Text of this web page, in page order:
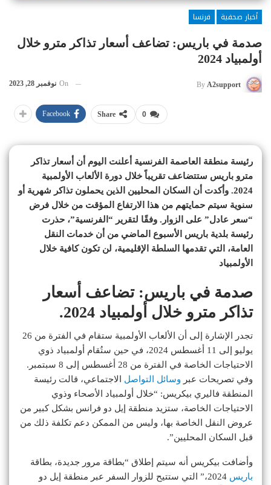
أخبار صحفية
فرنسا
صدمة في باريس: تضاعف أسعار تذاكر مترو خلال
أولمبياد 2024
By A2support
On نوفمبر 28, 2023
0
Share
Facebook
رئيسة منطقة العاصمة الفرنسية أعلنت اليوم أن أسعار تذاكر
مترو باريس ستتضاعف تقريباً خلال دورة الألعاب الأولمبية
2024. وأكدت أن السكان المحليين الذين يحملون تذاكر شهرية أو
سنوية سيتم حمايتهم من هذا الارتفاع المؤقت من خلال فرض
“سعر عادل” على الزوار. وفقًا لتقرير “الفرنسية”، حذرت
رئيسة بلدية باريس الأسبوع الماضي من أن خدمات النقل
العامة، التي تقدمها السلطة الإقليمية، لن تكون كافية خلال
الأولمبياد
صدمة في باريس: تضاعف أسعار
تذاكر مترو خلال أولمبياد 2024.
تجدر الإشارة إلى أن الألعاب الأولمبية ستقام في الفترة من 26
يوليو إلى 11 أغسطس 2024، في حين ستُقام أولمبياد ذوي
الاحتياجات الخاصة في الفترة من 28 أغسطس إلى 8 سبتمبر.
وفي تصريحات عبر وسائل التواصل الاجتماعي، قالت رئيسة
المنطقة فاليري بيكريس: “خلال أولمبياد الأصحاء وذوي
الاحتياجات الخاصة، ستزيد منطقة إيل دو فرانس بشكل كبير من
عروض النقل الخاصة بها، وليس من الممكن دعم تكلفة ذلك من
قبل السكان المحليين”.
وأضافت بيكريس أنه سيتم إطلاق “بطاقة مرور جديدة، بطاقة
باريس
2024،” التي ستتيح للزوار السفر عبر منطقة إيل دو